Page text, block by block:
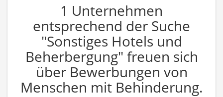
1 Unternehmen
entsprechend der Suche
"Sonstiges Hotels und
Beherbergung" freuen sich
über Bewerbungen von
Menschen mit Behinderung.